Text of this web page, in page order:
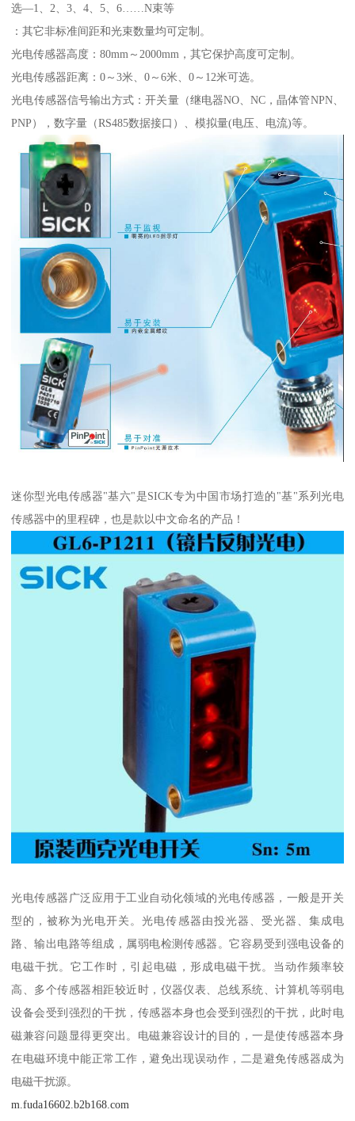
选—1、2、3、4、5、6……N束等
：其它非标准间距和光束数量均可定制。
光电传感器高度：80mm～2000mm，其它保护高度可定制。
光电传感器距离：0～3米、0～6米、0～12米可选。
光电传感器信号输出方式：开关量（继电器NO、NC，晶体管NPN、
PNP），数字量（RS485数据接口）、模拟量(电压、电流)等。
迷你型光电传感器"基六"是SICK专为中国市场打造的"基"系列光电
传感器中的里程碑，也是款以中文命名的产品！
光电传感器广泛应用于工业自动化领域的光电传感器，一般是开关
型的，被称为光电开关。光电传感器由投光器、受光器、集成电
路、输出电路等组成，属弱电检测传感器。它容易受到强电设备的
电磁干扰。它工作时，引起电磁，形成电磁干扰。当动作频率较
高、多个传感器相距较近时，仪器仪表、总线系统、计算机等弱电
设备会受到强烈的干扰，传感器本身也会受到强烈的干扰，此时电
磁兼容问题显得更突出。电磁兼容设计的目的，一是使传感器本身
在电磁环境中能正常工作，避免出现误动作，二是避免传感器成为
电磁干扰源。
m.fuda16602.b2b168.com